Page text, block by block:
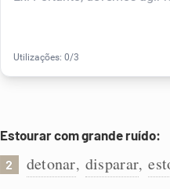
Estourar com grande ruído:
2 detonar, disparar,